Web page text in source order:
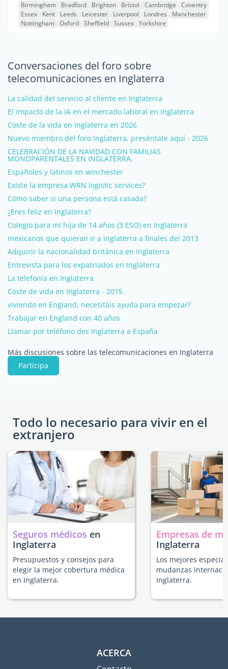
Birmingham Bradford Brighton Brístol Cambridge
Coventry
Essex
Kent Leeds Leicester Liverpool Londres
Manchester
Nottingham
Oxford Sheffield Sussex Yorkshire
Conversaciones del foro sobre
telecomunicaciones en Inglaterra
La calidad del servicio al cliente en Inglaterra
El impacto de la IA en el mercado laboral en Inglaterra
Coste de la vida en Inglaterra en 2026
Nuevo miembro del foro Inglaterra, preséntate aquí - 2026
CELEBRACIÓN DE LA NAVIDAD CON FAMILIAS
MONOPARENTALES EN INGLATERRA.
Españoles y latinos en winchester
Existe la empresa WRN logistic services?
Cómo saber si una persona está casada?
¿Eres feliz en Inglaterra?
Colegio para mi hija de 14 años (3 ESO) en Inglaterra
mexicanos que quieran ir a inglaterra a finales del 2013
Adquirir la nacionalidad británica en Inglaterra
Entrevista para los expatriados en Inglaterra
La telefonía en Inglaterra
Coste de vida en Inglaterra - 2015
viviendo en England, necesitáis ayuda para empezar?
Trabajar en England con 40 años
Llamar por teléfono des Inglaterra a España
Más discusiones sobre las telecomunicaciones en Inglaterra
Participa
Todo lo necesario para vivir en el
extranjero
Seguros médicos en
Inglaterra
Presupuestos y consejos para
elegir la mejor cobertura médica
en Inglaterra.
Empresas de
Inglaterra
Los mejores
mudanzas
Inglaterra.
ACERCA